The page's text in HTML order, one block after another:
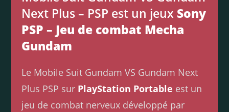
Next Plus – PSP est un jeux Sony
PSP – Jeu de combat Mecha
Gundam
Le Mobile Suit Gundam VS Gundam Next
Plus PSP sur PlayStation Portable est un
jeu de combat nerveux développé par